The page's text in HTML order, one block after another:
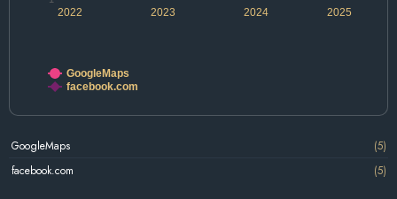
2022 2024
2023 2025
GoogleMaps
facebook.com
GoogleMaps
(5)
facebook.com
(5)